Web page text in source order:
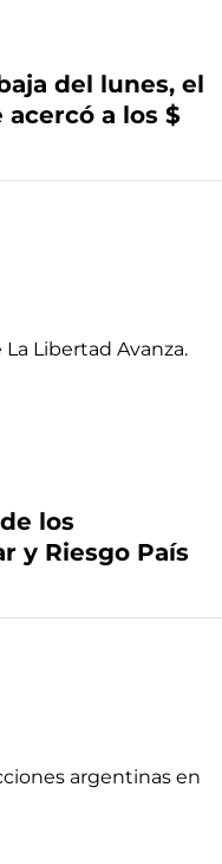
del lunes, el
a los $
los
y Riesgo País